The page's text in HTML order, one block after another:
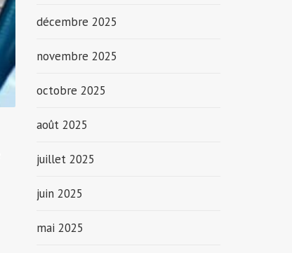
décembre 2025
novembre 2025
octobre 2025
août 2025
juillet 2025
juin 2025
mai 2025